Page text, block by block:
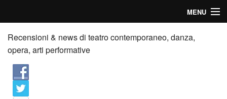
MENU
Home
Recensioni
Anticipazioni
Recensioni & news di teatro contemporaneo, danza,
opera, arti performative